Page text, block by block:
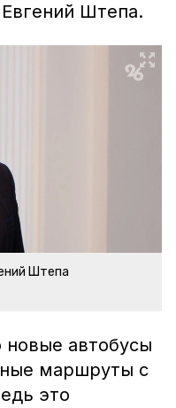
Штепа.
Штепа
новые автобусы
маршруты с
это